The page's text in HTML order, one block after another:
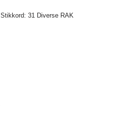
Stikkord:31 Diverse RAK